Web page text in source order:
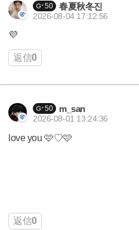
50 春夏秋冬진
2026-08-04 17:12:56
💜
返信0
50 m_san
2026-08-01 13:24:36
love you 🩷♡🩷
返信0